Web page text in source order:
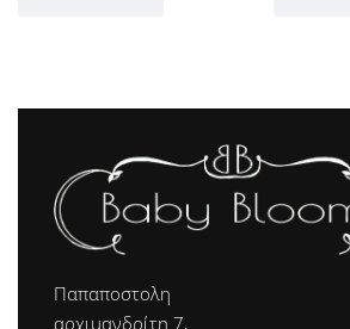
Παπαποστολη
αρχιμανδρίτη 7,